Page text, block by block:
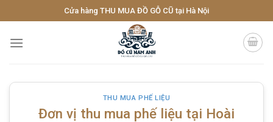
to
content
Cửa hàng THU MUA ĐỒ GỖ CŨ tại Hà Nội
THU MUA PHẾ LIỆU
Đơn vị thu mua phế liệu tại Hoài